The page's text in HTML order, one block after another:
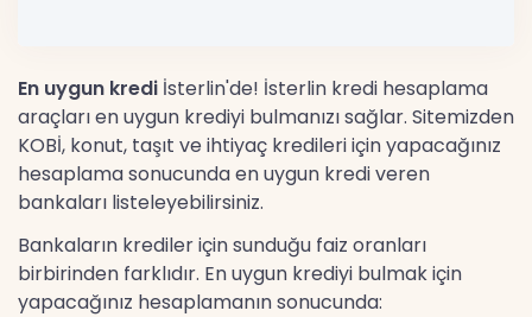
En uygun kredi İsterlin'de! İsterlin kredi hesaplama
araçları en uygun krediyi bulmanızı sağlar. Sitemizden
KOBİ, konut, taşıt ve ihtiyaç kredileri için yapacağınız
hesaplama sonucunda en uygun kredi veren
bankaları listeleyebilirsiniz.
Bankaların krediler için sunduğu faiz oranları
birbirinden farklıdır. En uygun krediyi bulmak için
yapacağınız hesaplamanın sonucunda: